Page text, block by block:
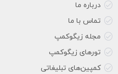
درباره ما
تماس با ما
مجله زیگوکمپ
تورهای زیگوکمپ
کمپین‌های تبلیغاتی